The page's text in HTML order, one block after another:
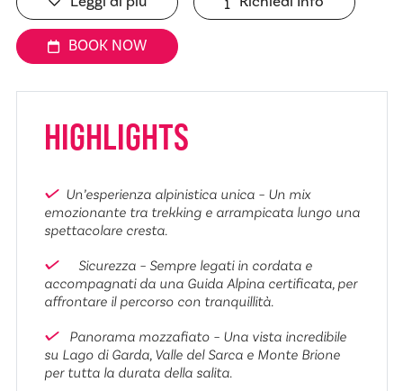
BOOK NOW
HIGHLIGHTS
Un’esperienza alpinistica unica – Un mix
emozionante tra trekking e arrampicata lungo una
spettacolare cresta.
Sicurezza – Sempre legati in cordata e
accompagnati da una Guida Alpina certificata, per
affrontare il percorso con tranquillità.
Panorama mozzafiato – Una vista incredibile
su Lago di Garda, Valle del Sarca e Monte Brione
per tutta la durata della salita.